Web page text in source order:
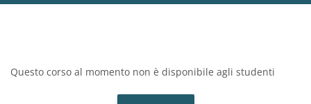
Questo corso al momento non è disponibile agli studenti